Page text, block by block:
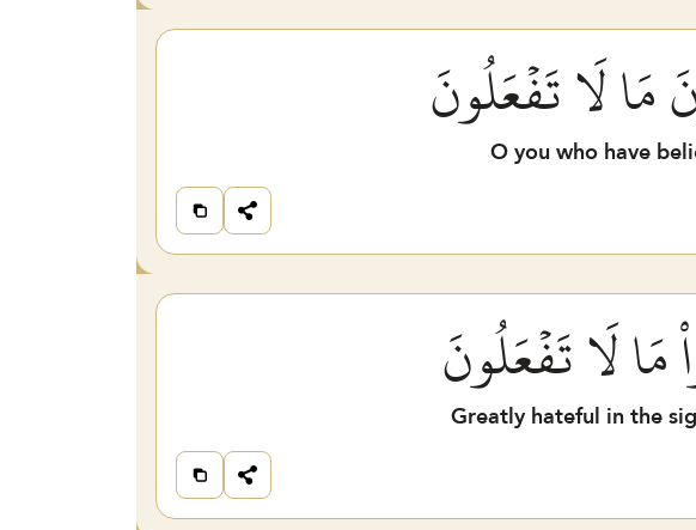
مَا لَا تَفۡعَلُونَ
O you who have
مَا لَا تَفۡعَلُونَ
Greatly hateful in the